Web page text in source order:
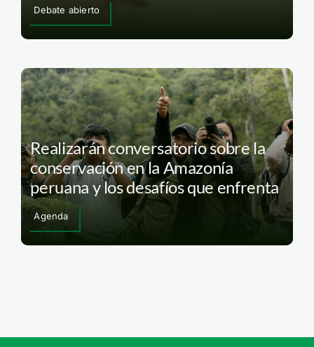
Debate abierto
Realizarán conversatorio sobre la
conservación en la Amazonía
peruana y los desafíos que enfrenta
Agenda